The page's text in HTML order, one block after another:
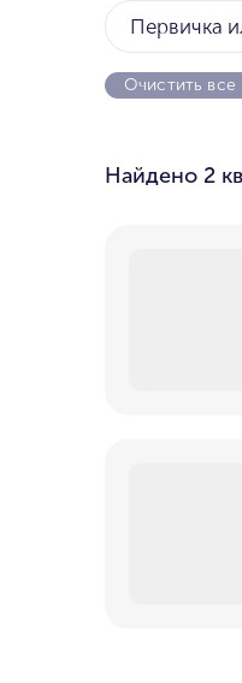
Первичка
Очистить все
Найдено 2